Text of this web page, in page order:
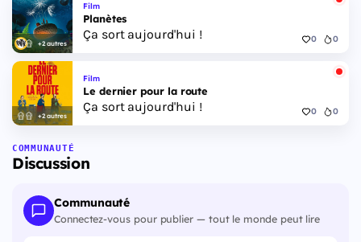
+2 autres
Film
Planètes
Ça sort aujourd'hui ! 0 0
+2 autres
Film
Le dernier pour la route
Ça sort aujourd'hui ! 0 0
COMMUNAUTÉ
Discussion
Communauté
Connectez-vous pour publier — tout le monde peut lire